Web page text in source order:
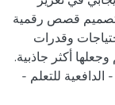
وتصميم قصص رقمية
وقدرات
للتعلم -